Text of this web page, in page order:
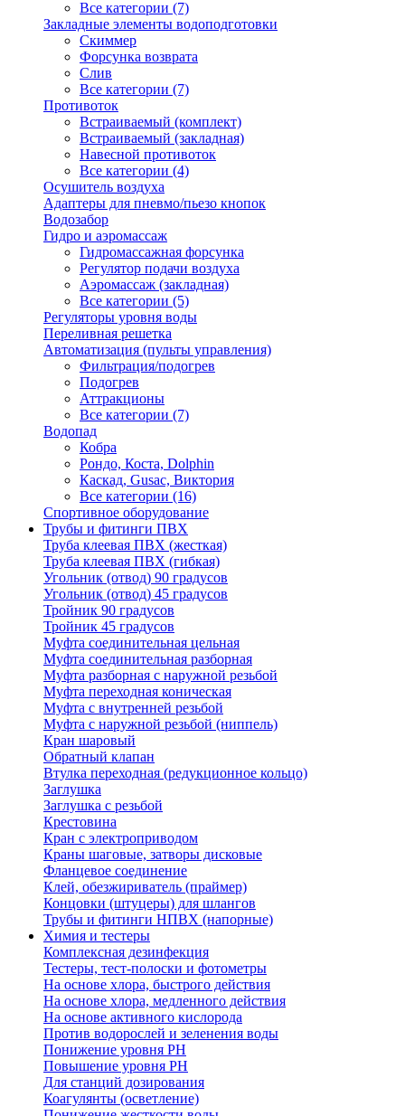
Все категории (7)
Закладные элементы водоподготовки
Скиммер
Форсунка возврата
Слив
Все категории (7)
Противоток
Встраиваемый (комплект)
Встраиваемый (закладная)
Навесной противоток
Все категории (4)
Осушитель воздуха
Адаптеры для пневмо/пьезо кнопок
Водозабор
Гидро и аэромассаж
Гидромассажная форсунка
Регулятор подачи воздуха
Аэромассаж (закладная)
Все категории (5)
Регуляторы уровня воды
Переливная решетка
Автоматизация (пульты управления)
Фильтрация/подогрев
Подогрев
Аттракционы
Все категории (7)
Водопад
Кобра
Рондо, Коста, Dolphin
Каскад, Gusac, Виктория
Все категории (16)
Спортивное оборудование
Трубы и фитинги ПВХ
Труба клеевая ПВХ (жесткая)
Труба клеевая ПВХ (гибкая)
Угольник (отвод) 90 градусов
Угольник (отвод) 45 градусов
Тройник 90 градусов
Тройник 45 градусов
Муфта соединительная цельная
Муфта соединительная разборная
Муфта разборная с наружной резьбой
Муфта переходная коническая
Муфта с внутренней резьбой
Муфта с наружной резьбой (ниппель)
Кран шаровый
Обратный клапан
Втулка переходная (редукционное кольцо)
Заглушка
Заглушка с резьбой
Крестовина
Кран с электроприводом
Краны шаговые, затворы дисковые
Фланцевое соединение
Клей, обезжириватель (праймер)
Концовки (штуцеры) для шлангов
Трубы и фитинги НПВХ (напорные)
Химия и тестеры
Комплексная дезинфекция
Тестеры, тест-полоски и фотометры
На основе хлора, быстрого действия
На основе хлора, медленного действия
На основе активного кислорода
Против водорослей и зеленения воды
Понижение уровня РН
Повышение уровня РН
Для станций дозирования
Коагулянты (осветление)